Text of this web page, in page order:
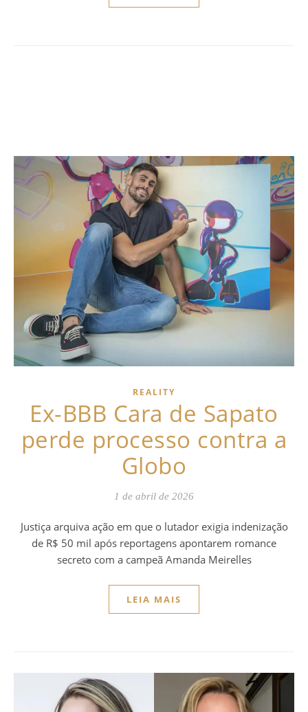
REALITY
Ex-BBB Cara de Sapato
perde processo contra a
Globo
1 de abril de 2026
Justiça arquiva ação em que o lutador exigia indenização
de R$ 50 mil após reportagens apontarem romance
secreto com a campeã Amanda Meirelles
LEIA MAIS